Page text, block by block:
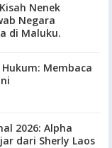
Nenek
Negara
di Maluku.
Membaca
Alpha
dari Sherly Laos